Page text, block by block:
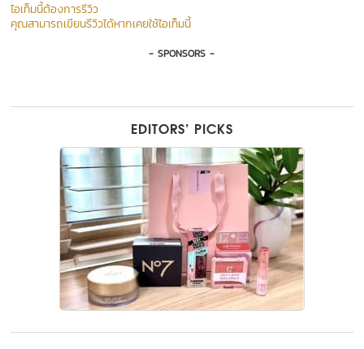
ไอเท็มนี้ต้องการรีวิว
คุณสามารถเขียนรีวิวได้หากเคยใช้ไอเท็มนี้
- SPONSORS -
EDITORS’ PICKS